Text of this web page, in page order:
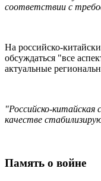
соответствии с
На российско-
обсуждаться "все
актуальные
"Российско-китайская
качестве
Память о войне